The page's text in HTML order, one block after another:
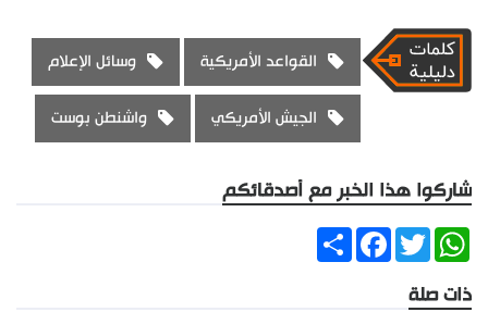
القواعد الأمريكية وسائل الإعلام
الجيش الأمريكي واشنطن بوست
شاركوا هذا الخبر مع أصدقائكم
ShareFacebookTwitter
WhatsApp
ذات صلة